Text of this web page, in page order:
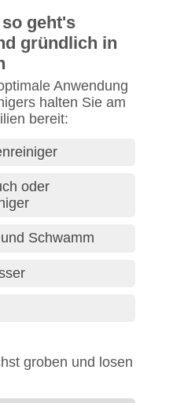
geht's
gründlich in
Anwendung
halten Sie am
bereit:
oder
Schwamm
groben und losen